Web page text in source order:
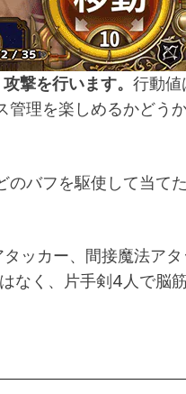
撃を行います。 行動値
理を楽しめるかどう
バフを駆使して当て
ッカー、間接魔法ア
なく、片手剣4人で脳